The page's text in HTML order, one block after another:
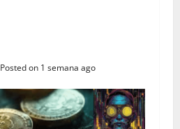
Posted on 1 semana ago